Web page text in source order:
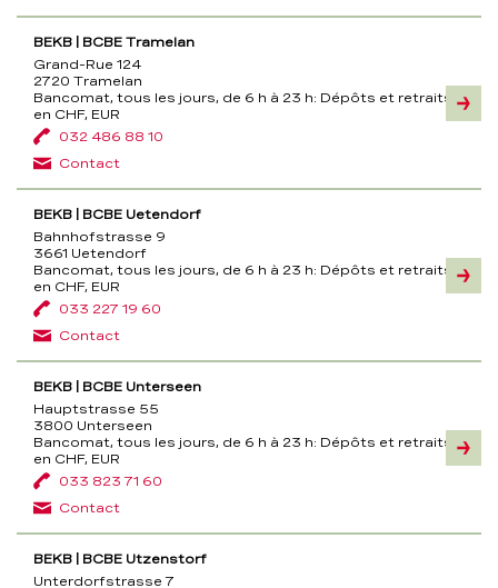
BEKB | BCBE Tramelan
Grand-Rue 124
2720 Tramelan
Bancomat, tous les jours, de 6 h à 23 h: Dépôts et retraits
en CHF, EUR
032 486 88 10
Contact
BEKB | BCBE Uetendorf
Bahnhofstrasse 9
3661 Uetendorf
Bancomat, tous les jours, de 6 h à 23 h: Dépôts et retraits
en CHF, EUR
033 227 19 60
Contact
BEKB | BCBE Unterseen
Hauptstrasse 55
3800 Unterseen
Bancomat, tous les jours, de 6 h à 23 h: Dépôts et retraits
en CHF, EUR
033 823 71 60
Contact
BEKB | BCBE Utzenstorf
Unterdorfstrasse 7